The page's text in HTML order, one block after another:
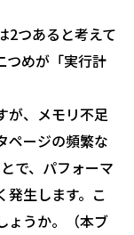
2つあると考えて
つめが「実行計
が、メモリ不足
ページの頻繁な
で、パフォーマ
発生します。こ
ょうか。（本ブ